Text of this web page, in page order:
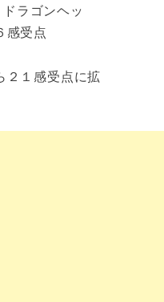
ラゴンヘッ
感受点
２１感受点に拡